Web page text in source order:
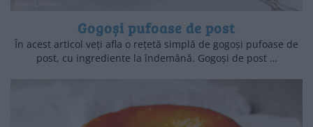
Gogoși pufoase de post
În acest articol veți afla o rețetă simplă de gogoși pufoase de
post, cu ingrediente la îndemână. Gogoși de post …